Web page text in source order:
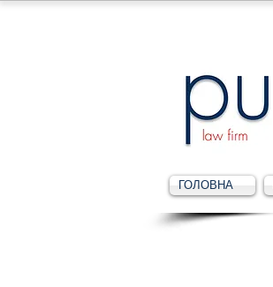
ГОЛОВНА